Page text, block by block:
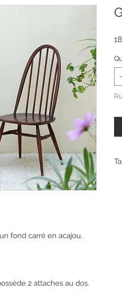
fond carré en acajou.
2 attaches au dos.